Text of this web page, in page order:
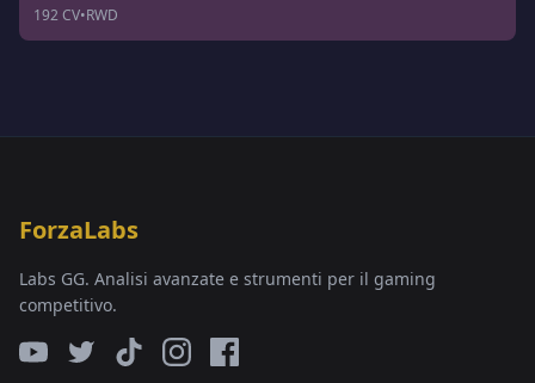
192 CV•RWD
ForzaLabs
Labs GG. Analisi avanzate e strumenti per il gaming
competitivo.